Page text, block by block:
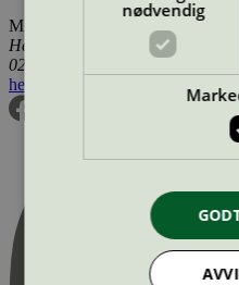
Miljømerking Norge
Henrik Ibsens gate 20
0255 Oslo
hei@svanemerket.no
24 14
nødvendig